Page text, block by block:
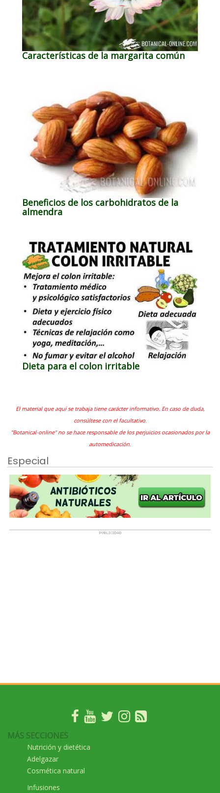
Características de la margarita común
Beneficios de los carbohidratos de la
almendra
Dieta para el colon irritable
El material que aquí se trabaja tiene carácter informativo. En caso de duda,
consúltese con el facultativo.
"Botanical-online" no se hace responsable de los perjuicios ocasionados por la
automedicación.
Especial
MÁS SECCIONES
Nutrición y dietética
Adelgazar
Cosmética natural
Infusiones